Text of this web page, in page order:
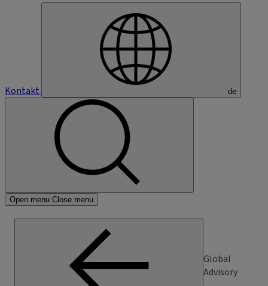
Kontakt de
Open menu Close menu
Global
Advisory